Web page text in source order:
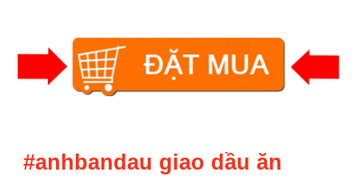
#anhbandau giao dầu ăn